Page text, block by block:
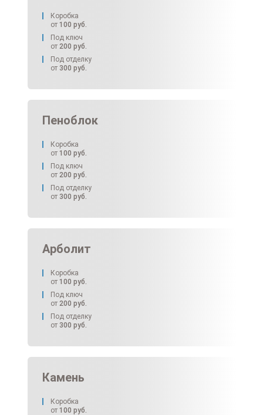
Коробка
от 100 руб.
Под ключ
от 200 руб.
Под отделку
от 300 руб.
Пеноблок
Коробка
от 100 руб.
Под ключ
от 200 руб.
Под отделку
от 300 руб.
Арболит
Коробка
от 100 руб.
Под ключ
от 200 руб.
Под отделку
от 300 руб.
Камень
Коробка
от 100 руб.